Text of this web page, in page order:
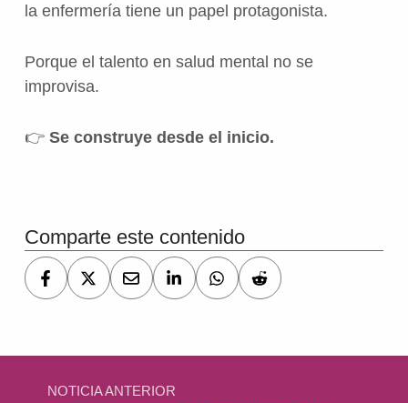
la enfermería tiene un papel protagonista.
Porque el talento en salud mental no se
improvisa.
👉 Se construye desde el inicio.
Comparte este contenido
Navegación de entradas
NOTICIA ANTERIOR